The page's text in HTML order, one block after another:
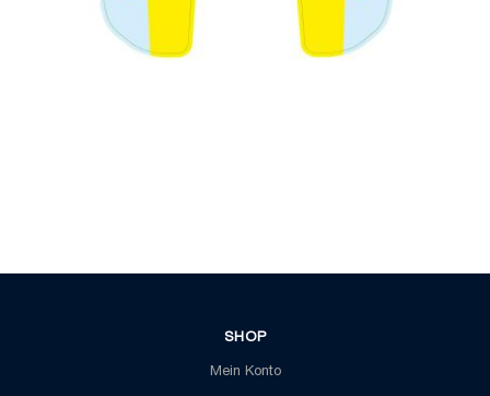
SHOP
Mein Konto